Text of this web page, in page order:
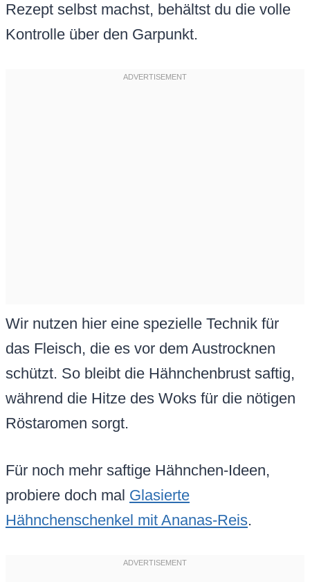
Rezept selbst machst, behältst du die volle
Kontrolle über den Garpunkt.
Wir nutzen hier eine spezielle Technik für
das Fleisch, die es vor dem Austrocknen
schützt. So bleibt die Hähnchenbrust saftig,
während die Hitze des Woks für die nötigen
Röstaromen sorgt.
Für noch mehr saftige Hähnchen-Ideen,
probiere doch mal Glasierte
Hähnchenschenkel mit Ananas-Reis.